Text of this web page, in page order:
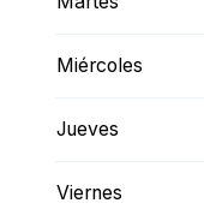
Miércoles
Jueves
Viernes